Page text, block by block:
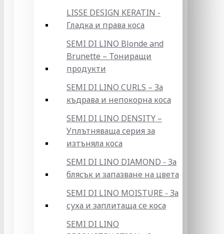
LISSE DESIGN KERATIN -
Гладка и права коса
SEMI DI LINO Blonde and
Brunette – Тониращи
продукти
SEMI DI LINO CURLS – За
къдрава и непокорна коса
SEMI DI LINO DENSITY –
Уплътняваща серия за
изтъняла коса
SEMI DI LINO DIAMOND - За
блясък и запазване на цвета
SEMI DI LINO MOISTURE - За
суха и заплитаща се коса
SEMI DI LINO